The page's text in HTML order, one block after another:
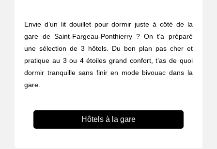
Envie d’un lit douillet pour dormir juste à côté de la
gare de Saint-Fargeau-Ponthierry ? On t’a préparé
une sélection de 3 hôtels. Du bon plan pas cher et
pratique au 3 ou 4 étoiles grand confort, t’as de quoi
dormir tranquille sans finir en mode bivouac dans la
gare.
Hôtels à la gare